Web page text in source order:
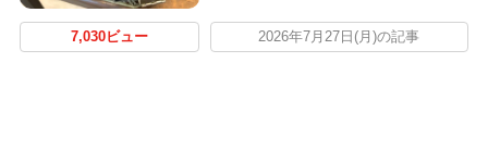
7,030ビュー 2026年7月27日(月)の記事